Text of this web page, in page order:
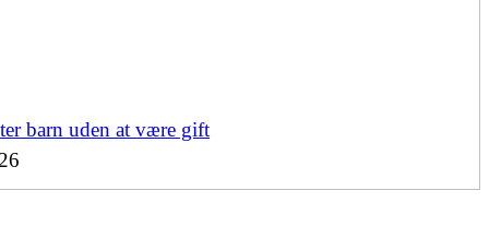
barn uden at være gift